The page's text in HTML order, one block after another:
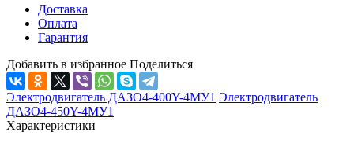
Доставка
Оплата
Гарантия
Добавить в избранное Поделиться
Электродвигатель ДАЗО4-400Y-4МУ1 Электродвигатель
ДАЗО4-450Y-4МУ1
Характеристики